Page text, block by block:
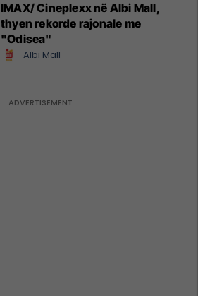
IMAX/ Cineplexx në Albi Mall,
thyen rekorde rajonale me
"Odisea"
Albi Mall